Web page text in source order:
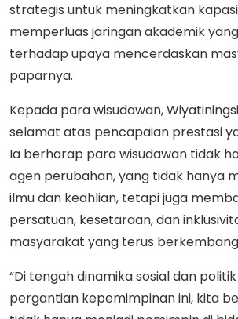
strategis untuk meningkatkan
memperluas jaringan akademik
terhadap upaya mencerdaskan
paparnya.
Kepada para wisudawan,
selamat atas pencapaian prestasi
Ia berharap para wisudawan tidak
agen perubahan, yang tidak hanya
ilmu dan keahlian, tetapi juga
persatuan, kesetaraan, dan
masyarakat yang terus
“Di tengah dinamika sosial dan
pergantian kepemimpinan ini, kita